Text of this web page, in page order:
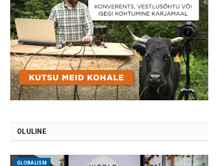
OLULINE
GLOBALISM